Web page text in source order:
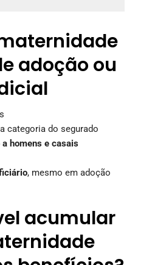
adoção ou
categoria do segurado
homens e casais
, mesmo em adoção
acumular